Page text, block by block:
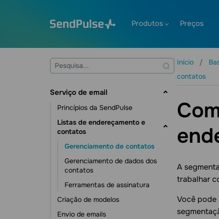
Produtos Preços
Serviço de email
Princípios da SendPulse
Listas de endereçamento e
contatos
Gerenciamento de contatos
Gerenciamento de dados dos
contatos
Ferramentas de assinatura
Criação de modelos
Envio de emails
Início
contatos
A
trabalhar
Você pode